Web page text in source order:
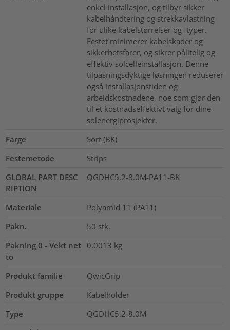
enkel installasjon, og tilbyr sikker
kabelhåndtering og strekkavlastning
for ulike kabelstørrelser og -typer.
Festet minimerer kabelskader og
sikkerhetsfarer, og sikrer pålitelig og
effektiv solcelleinstallasjon. Denne
tilpasningsdyktige løsningen reduserer
også installasjonstiden og
arbeidskostnadene, noe som gjør den
til et kostnadseffektivt valg for dine
solenergiprosjekter.
Farge
Sort (BK)
Festemetode
Strips
GLOBAL PART DESC
RIPTION
QGDHC5.2-8.0M-PA11-BK
Materiale
Polyamid 11 (PA11)
Pakn.
50 stk.
Pakning 0 - Vekt net
to
0.0013 kg
Produkt familie
QwicGrip
Produkt gruppe
Kabelholder
Type
QGDHC5.2-8.0M